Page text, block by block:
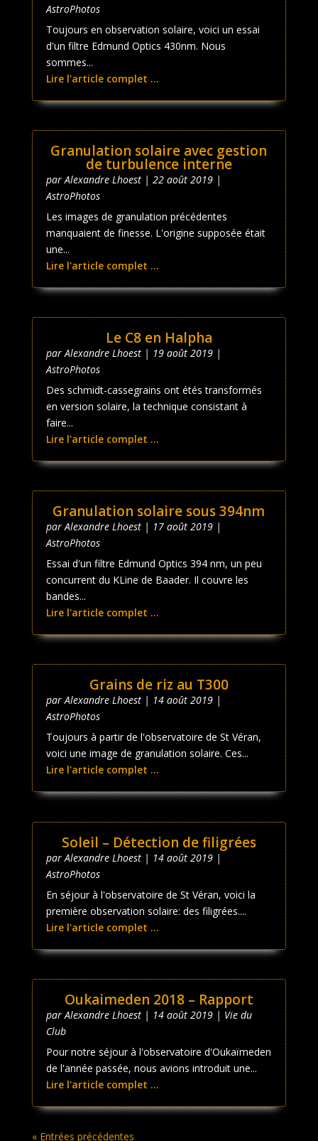
AstroPhotos
Toujours en observation solaire, voici un essai
d'un filtre Edmund Optics 430nm. Nous
sommes...
Lire l'article complet ...
Granulation solaire avec gestion
de turbulence interne
parAlexandre Lhoest| 22 août 2019|
AstroPhotos
Les images de granulation précédentes
manquaient de finesse. L'origine supposée était
une...
Lire l'article complet ...
Le C8 en Halpha
parAlexandre Lhoest| 19 août 2019|
AstroPhotos
Des schmidt-cassegrains ont étés transformés
en version solaire, la technique consistant à
faire...
Lire l'article complet ...
Granulation solaire sous 394nm
parAlexandre Lhoest| 17 août 2019|
AstroPhotos
Essai d'un filtre Edmund Optics 394 nm, un peu
concurrent du KLine de Baader. Il couvre les
bandes...
Lire l'article complet ...
Grains de riz au T300
parAlexandre Lhoest| 14 août 2019|
AstroPhotos
Toujours à partir de l'observatoire de St Véran,
voici une image de granulation solaire. Ces...
Lire l'article complet ...
Soleil – Détection de filigrées
par Alexandre Lhoest| 14 août 2019|
AstroPhotos
En séjour à l'observatoire de St Véran, voici la
première observation solaire: des filigrées....
Lire l'article complet ...
Oukaimeden 2018 – Rapport
parAlexandre Lhoest| 14 août 2019| Vie du
Club
Pour notre séjour à l'observatoire d'Oukaïmeden
de l'année passée, nous avions introduit une...
Lire l'article complet ...
« Entrées précédentes